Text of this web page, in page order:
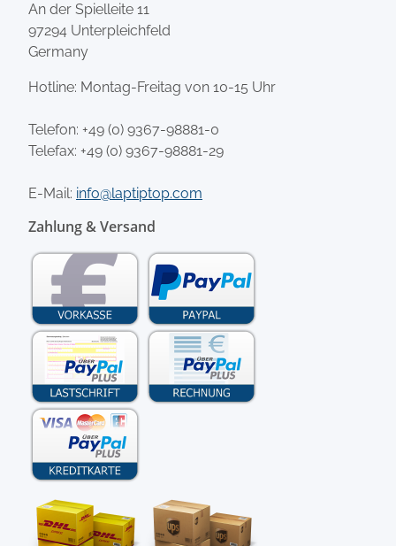
An der Spielleite 11
97294 Unterpleichfeld
Germany
Hotline: Montag-Freitag von 10-15 Uhr
Telefon: +49 (0) 9367-98881-0
Telefax: +49 (0) 9367-98881-29
E-Mail: info@laptiptop.com
Zahlung & Versand